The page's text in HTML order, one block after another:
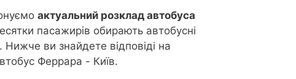
актуальний розклад автобуса
пасажирів обирають автобусні
Нижче ви знайдете відповіді на
Феррара - Київ.